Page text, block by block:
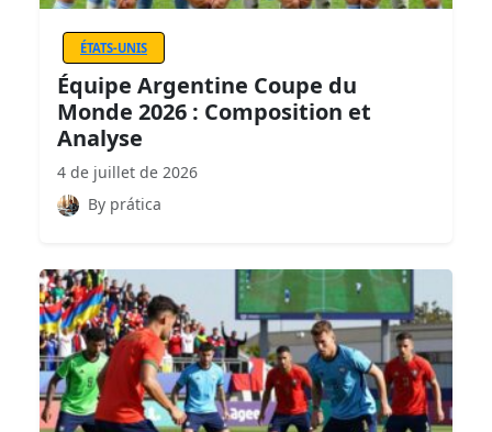
ÉTATS-UNIS
Équipe Argentine Coupe du
Monde 2026 : Composition et
Analyse
4 de juillet de 2026
By prática